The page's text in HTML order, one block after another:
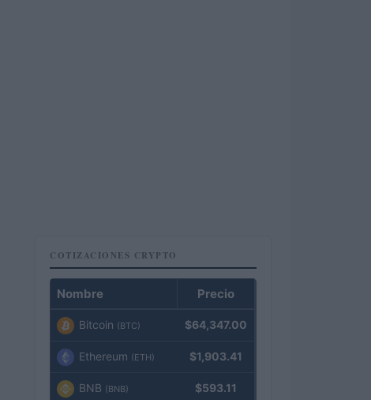
COTIZACIONES CRYPTO
Nombre Precio
Bitcoin (BTC) $64,347.00
Ethereum (ETH) $1,903.41
BNB (BNB) $593.11